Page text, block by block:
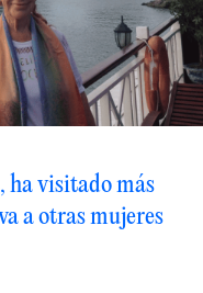
ha visitado más
a otras mujeres